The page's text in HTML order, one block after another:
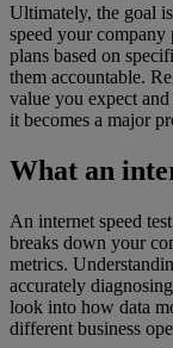
Ultimately, the goal
speed your company
plans based on
them accountable.
value you expect
it becomes a major
What an
An internet speed
breaks down your
metrics.
accurately
look into how data
different business